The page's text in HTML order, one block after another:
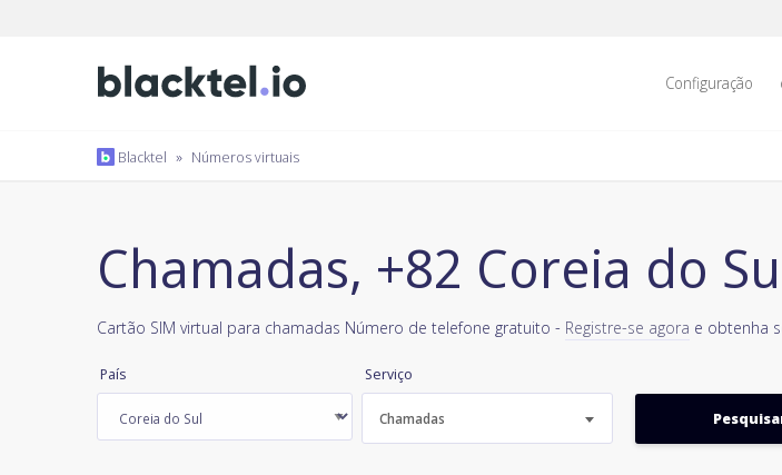
Configuração
Blacktel » Números virtuais
Chamadas, +82 Coreia do
Cartão SIM virtual para chamadas Número de telefone gratuito - Registre-se agora e obtenha
País Serviço
Chamadas